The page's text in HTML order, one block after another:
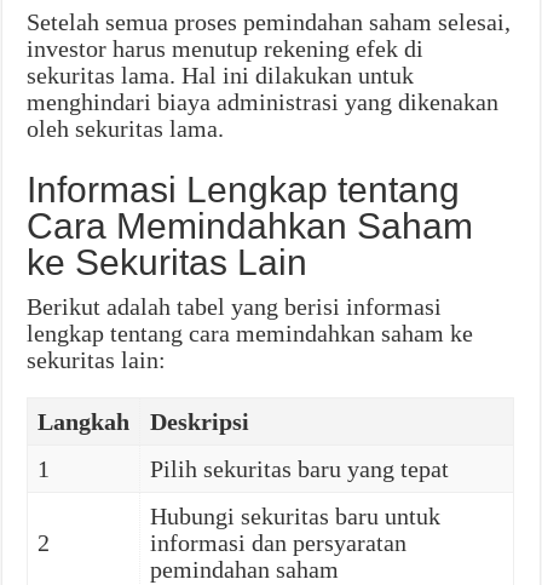
Setelah semua proses pemindahan saham selesai,
investor harus menutup rekening efek di
sekuritas lama. Hal ini dilakukan untuk
menghindari biaya administrasi yang dikenakan
oleh sekuritas lama.
Informasi Lengkap tentang
Cara Memindahkan Saham
ke Sekuritas Lain
Berikut adalah tabel yang berisi informasi
lengkap tentang cara memindahkan saham ke
sekuritas lain:
Langkah
Deskripsi
1
Pilih sekuritas baru yang tepat
2
Hubungi sekuritas baru untuk
informasi dan persyaratan
pemindahan saham